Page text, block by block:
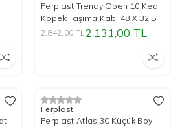
Ferplast Trendy Open 10 Kedi
Köpek Taşıma Kabı 48 X 32,5 X
29 Cm
2.842,00TL2.131,00 TL
%25İndirim
Ferplast
Ferplast Atlas 30 Küçük Boy